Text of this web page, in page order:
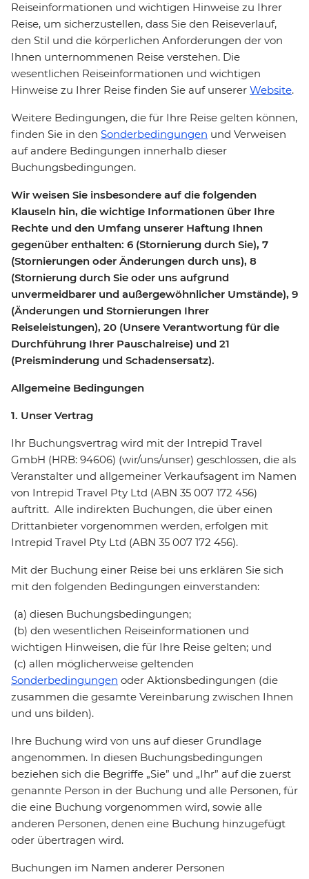
Reiseinformationen und wichtigen Hinweise zu Ihrer
Reise, um sicherzustellen, dass Sie den Reiseverlauf,
den Stil und die körperlichen Anforderungen der von
Ihnen unternommenen Reise verstehen. Die
wesentlichen Reiseinformationen und wichtigen
Hinweise zu Ihrer Reise finden Sie auf unserer Website.
Weitere Bedingungen, die für Ihre Reise gelten können,
finden Sie in den Sonderbedingungen und Verweisen
auf andere Bedingungen innerhalb dieser
Buchungsbedingungen.
Wir weisen Sie insbesondere auf die folgenden
Klauseln hin, die wichtige Informationen über Ihre
Rechte und den Umfang unserer Haftung Ihnen
gegenüber enthalten: 6 (Stornierung durch Sie), 7
(Stornierungen oder Änderungen durch uns), 8
(Stornierung durch Sie oder uns aufgrund
unvermeidbarer und außergewöhnlicher Umstände), 9
(Änderungen und Stornierungen Ihrer
Reiseleistungen), 20 (Unsere Verantwortung für die
Durchführung Ihrer Pauschalreise) und 21
(Preisminderung und Schadensersatz).
Allgemeine Bedingungen
1. Unser Vertrag
Ihr Buchungsvertrag wird mit der Intrepid Travel
GmbH (HRB: 94606) (wir/uns/unser) geschlossen, die als
Veranstalter und allgemeiner Verkaufsagent im Namen
von Intrepid Travel Pty Ltd (ABN 35 007 172 456)
auftritt. Alle indirekten Buchungen, die über einen
Drittanbieter vorgenommen werden, erfolgen mit
Intrepid Travel Pty Ltd (ABN 35 007 172 456).
Mit der Buchung einer Reise bei uns erklären Sie sich
mit den folgenden Bedingungen einverstanden:
(a) diesen Buchungsbedingungen;
(b) den wesentlichen Reiseinformationen und
wichtigen Hinweisen, die für Ihre Reise gelten; und
(c) allen möglicherweise geltenden
Sonderbedingungen oder Aktionsbedingungen (die
zusammen die gesamte Vereinbarung zwischen Ihnen
und uns bilden).
Ihre Buchung wird von uns auf dieser Grundlage
angenommen. In diesen Buchungsbedingungen
beziehen sich die Begriffe „Sie” und „Ihr” auf die zuerst
genannte Person in der Buchung und alle Personen, für
die eine Buchung vorgenommen wird, sowie alle
anderen Personen, denen eine Buchung hinzugefügt
oder übertragen wird.
Buchungen im Namen anderer Personen